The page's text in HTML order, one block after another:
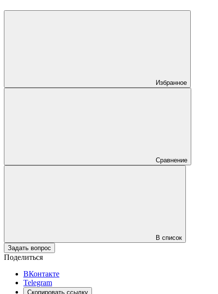
Избранное
Сравнение
В список
Задать вопрос
Поделиться
ВКонтакте
Telegram
Скопировать ссылку